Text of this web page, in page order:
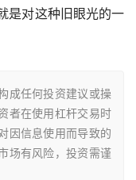
是对这种旧眼光的一
成任何投资建议或操
者在使用杠杆交易时
因信息使用而导致的
场有风险，投资需谨